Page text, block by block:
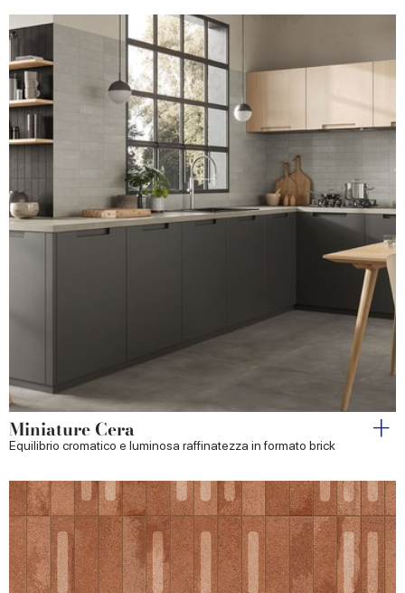
Miniature Cera
Equilibrio cromatico e luminosa raffinatezza in formato brick